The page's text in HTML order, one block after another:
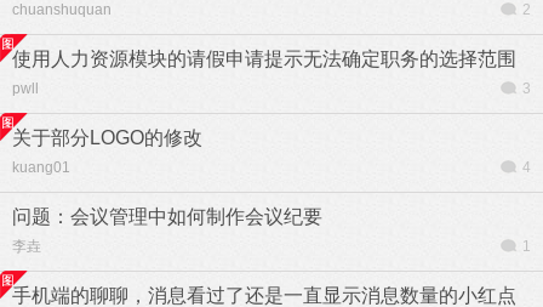
chuanshuquan 2
使用人力资源模块的请假申请提示无法确定职务的选择范围
pwll 3
关于部分LOGO的修改
kuang01 4
问题：会议管理中如何制作会议纪要
李垚 1
手机端的聊聊，消息看过了还是一直显示消息数量的小红点